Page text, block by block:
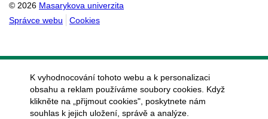
© 2026 Masarykova univerzita
Správce webu
Cookies
K vyhodnocování tohoto webu a k personalizaci
obsahu a reklam používáme soubory cookies. Když
klikněte na „přijmout cookies", poskytnete nám
souhlas k jejich uložení, správě a analýze.